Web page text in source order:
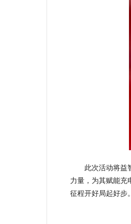
此次活动将益
力量，为其赋能充
征程开好局起好步。